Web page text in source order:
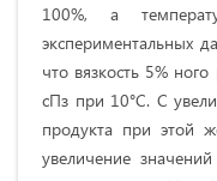
100%, а
экспериментальных
что вязкость 5%
сПз при 10°С. С
продукта при этой
увеличение